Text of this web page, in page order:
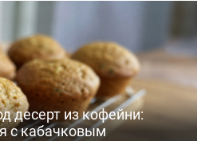
десерт из кофейни:
с кабачковым